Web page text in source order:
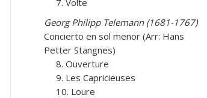
Georg Philipp Telemann (1681-1767)
Concierto en sol menor (Arr: Hans
Petter Stangnes)
8. Ouverture
9. Les Capricieuses
10. Loure